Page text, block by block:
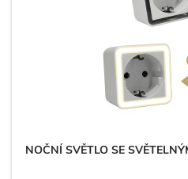
NOČNÍ SVĚTLO SE